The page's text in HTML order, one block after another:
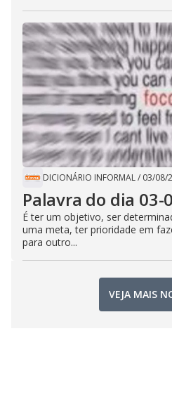
DICIONÁRIO INFORMAL/ 03/08/
Palavra do dia 03-
É ter um objetivo, ser
uma meta, ter prioridade em
para outro...
VEJA MAIS